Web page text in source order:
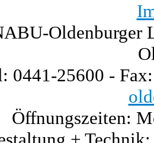
Oldenburger
0441-25600 -
Öffnungszeiten: